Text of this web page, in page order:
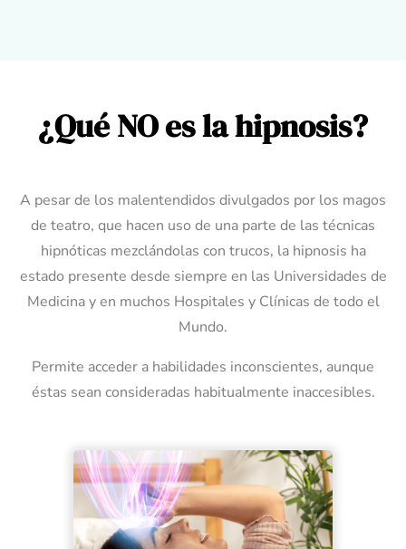
¿Qué NO es la hipnosis?
A pesar de los malentendidos divulgados por los magos
de teatro, que hacen uso de una parte de las técnicas
hipnóticas mezclándolas con trucos, la hipnosis ha
estado presente desde siempre en las Universidades de
Medicina y en muchos Hospitales y Clínicas de todo el
Mundo.
Permite acceder a habilidades inconscientes, aunque
éstas sean consideradas habitualmente inaccesibles.